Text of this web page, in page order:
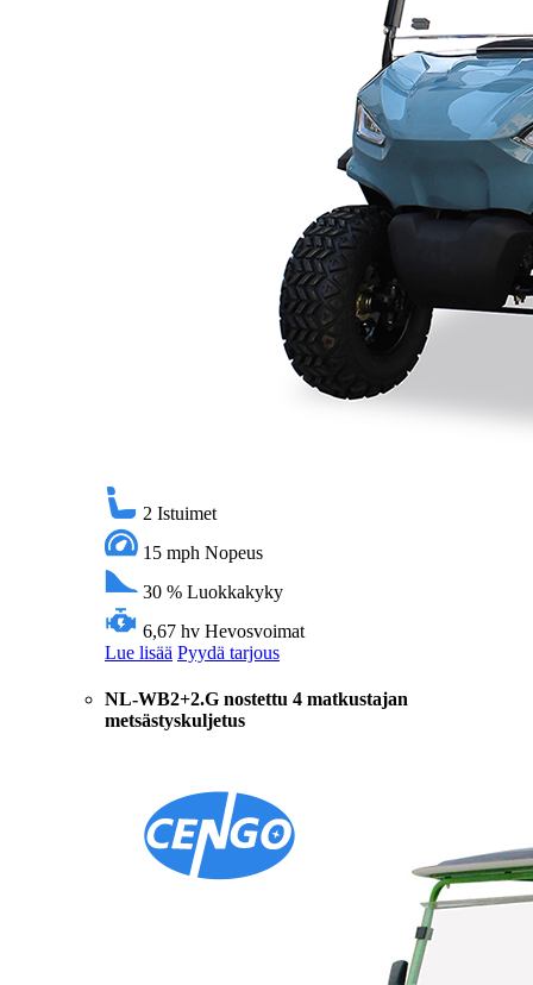
2 Istuimet
15 mph Nopeus
30 % Luokkakyky
6,67 hv Hevosvoimat
Lue lisää Pyydä tarjous
NL-WB2+2.G nostettu 4 matkustajan
metsästyskuljetus